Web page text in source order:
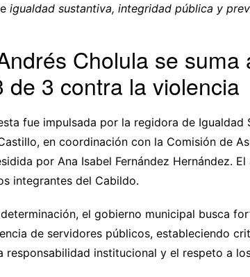
igualdad sustantiva, integridad pública y
Cholula se
de 3 contra la violencia
fue impulsada por la regidora de Igualdad
en coordinación con la Comisión de
por Ana Isabel Fernández Hernández.
integrantes del Cabildo.
el gobierno municipal busca
de servidores públicos, estableciendo
responsabilidad institucional y el respeto a